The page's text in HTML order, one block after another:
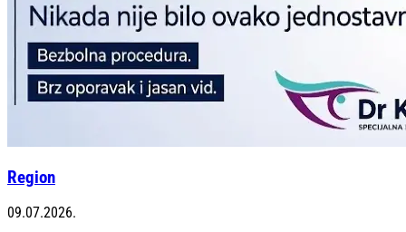
Region
09.07.2026.